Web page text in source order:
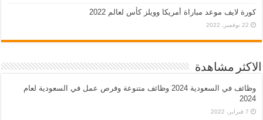
كورة لايف موعد مباراة أمريكا وويلز كأس لعالم 2022
22 نوفمبر، 2022
الاكثر مشاهدة
وظائف في السعودية 2024 وظائف متنوعة وفرص عمل في السعودية لعام
2024
7 فبراير، 2022